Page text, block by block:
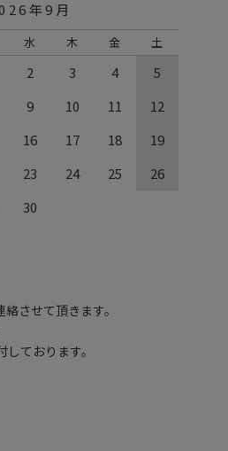
年9月
水 木 金 土
2 3 4
5
9 10 11
12
16 17 18
19
23 24 25
26
30
させて頂きます。
ております。